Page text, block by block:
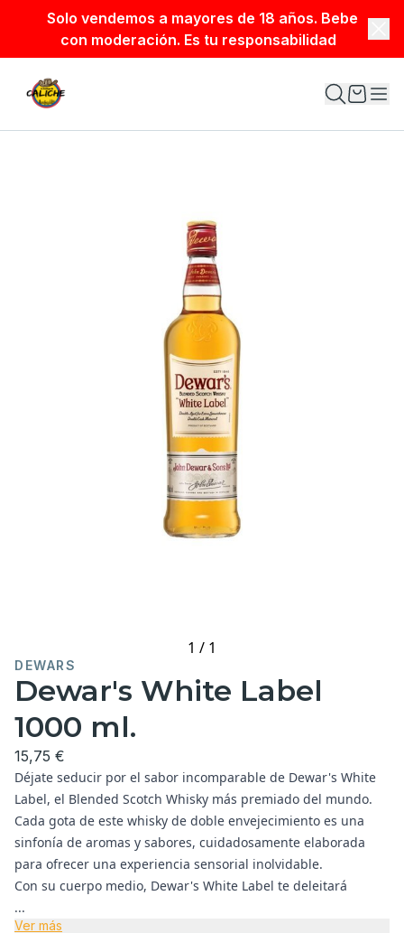
Solo vendemos a mayores de 18 años. Bebe
con moderación. Es tu responsabilidad
1 / 1
DEWARS
Dewar's White Label
1000 ml.
15,75 €
Déjate seducir por el sabor incomparable de Dewar's White
Label, el Blended Scotch Whisky más premiado del mundo.
Cada gota de este whisky de doble envejecimiento es una
sinfonía de aromas y sabores, cuidadosamente elaborada
para ofrecer una experiencia sensorial inolvidable.
Con su cuerpo medio, Dewar's White Label te deleitará
...
Ver más